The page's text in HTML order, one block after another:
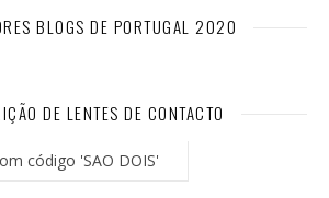
BLOGS DE PORTUGAL 2020
DE LENTES DE CONTACTO
código 'SAO DOIS'